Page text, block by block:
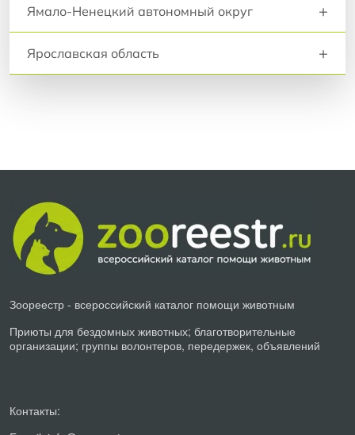
Ямало-Ненецкий автономный округ +
Ярославская область +
Зоореестр - всероссийский каталог помощи животным
Приюты для бездомных животных; благотворительные
организации; группы волонтеров, передержек, объявлений
Контакты: